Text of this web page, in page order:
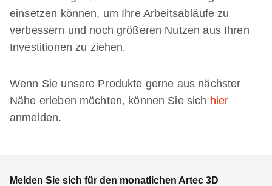
einsetzen können, um Ihre Arbeitsabläufe zu
verbessern und noch größeren Nutzen aus Ihren
Investitionen zu ziehen.
Wenn Sie unsere Produkte gerne aus nächster
Nähe erleben möchten, können Sie sich hier
anmelden.
Melden Sie sich für den monatlichen Artec 3D